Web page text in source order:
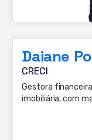
Daiane
CRECI
Gestora
imobiliária, com